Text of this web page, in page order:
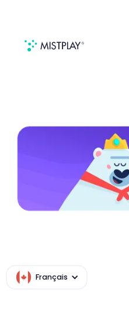
Français